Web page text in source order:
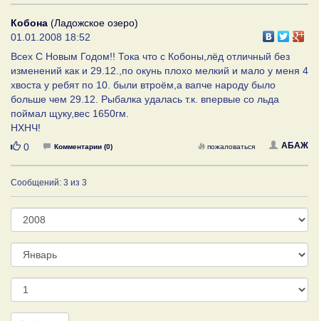
Кобона (Ладожское озеро)
01.01.2008 18:52
Всех С Новым Годом!! Тока что с Кобоны,лёд отличный без
изменений как и 29.12.,по окунь плохо мелкий и мало у меня 4
хвоста у ребят по 10. были втроём,а вапче народу было
больше чем 29.12. Рыбалка удалась т.к. впервые со льда
поймал щуку,вес 1650гм.
НХНЧ!
Нравится
0 Комментарии (0) АБАЖ
пожаловаться
Сообщений: 3 из 3
Год
Месяц
День